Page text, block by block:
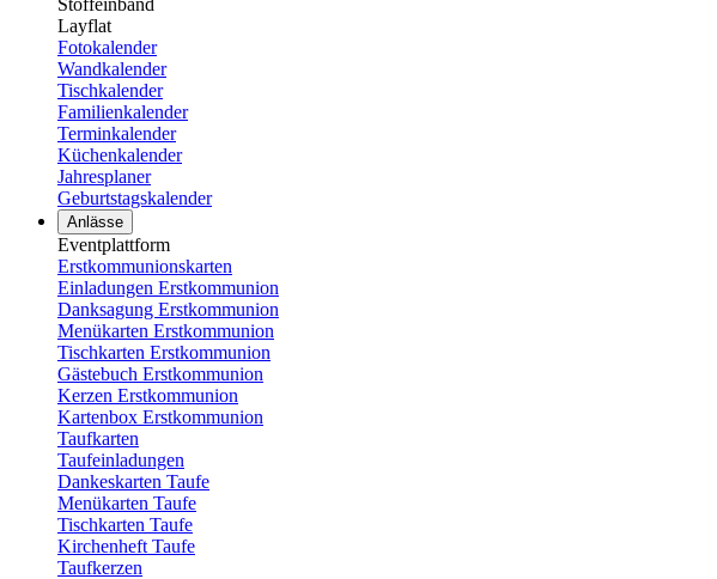
Stoffeinband
Layflat
Fotokalender
Wandkalender
Tischkalender
Familienkalender
Terminkalender
Küchenkalender
Jahresplaner
Geburtstagskalender
Anlässe
Eventplattform
Erstkommunionskarten
Einladungen Erstkommunion
Danksagung Erstkommunion
Menükarten Erstkommunion
Tischkarten Erstkommunion
Gästebuch Erstkommunion
Kerzen Erstkommunion
Kartenbox Erstkommunion
Taufkarten
Taufeinladungen
Dankeskarten Taufe
Menükarten Taufe
Tischkarten Taufe
Kirchenheft Taufe
Taufkerzen